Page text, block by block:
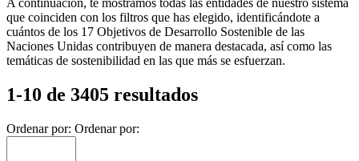
A continuación, te mostramos todas las entidades de nuestro sistema
que coinciden con los filtros que has elegido, identificándote a
cuántos de los 17 Objetivos de Desarrollo Sostenible de las
Naciones Unidas contribuyen de manera destacada, así como las
temáticas de sostenibilidad en las que más se esfuerzan.
1-10 de 3405 resultados
Ordenar por: Ordenar por: